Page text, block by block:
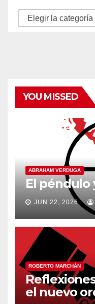
Autores
YOU MISSED
ABRAHAM VERDUGA
El péndulo
JUN 22, 2026
ROBERTO MARCHÁN
el nuevo